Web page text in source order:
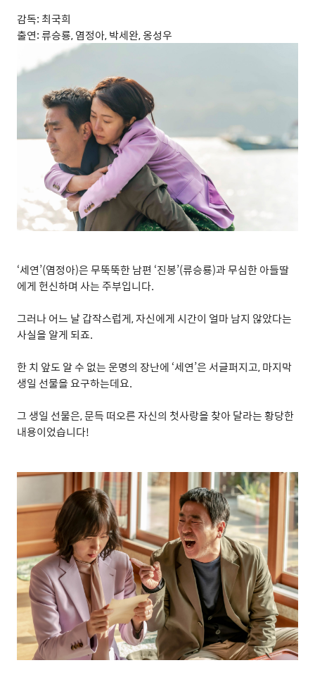
감독: 최국희
출연:류승룡,염정아,박세완,옹성우
‘세연’(염정아)은 무뚝뚝한 남편 ‘진봉’(류승룡)과 무심한 아들딸
에게 헌신하며 사는 주부입니다.
그러나 어느 날 갑작스럽게,자신에게 시간이 얼마 남지 않았다는
사실을 알게 되죠.
한 치 앞도 알 수 없는 운명의 장난에 ‘세연’은 서글퍼지고,마지막
생일 선물을 요구하는데요.
그 생일 선물은,문득 떠오른 자신의 첫사랑을 찾아 달라는 황당한
내용이었습니다!